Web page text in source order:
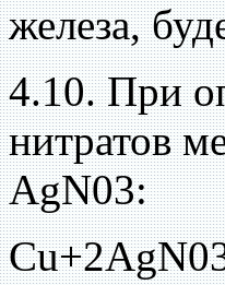
железа,
4.10. При
нитратов
AgN03: